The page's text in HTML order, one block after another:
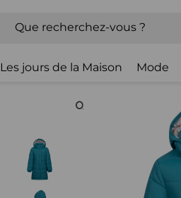
Les jours de la Maison Mode